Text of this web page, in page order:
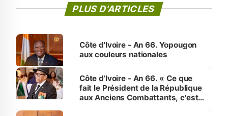
PLUS D'ARTICLES
Côte d'Ivoire - An 66. Yopougon
aux couleurs nationales
Côte d’Ivoire - An 66. « Ce que
fait le Président de la République
aux Anciens Combattants, c'est